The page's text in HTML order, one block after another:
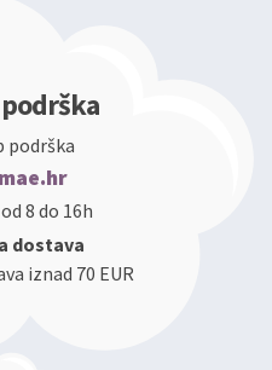
podrška
8 do 16h
dostava
iznad 70 EUR